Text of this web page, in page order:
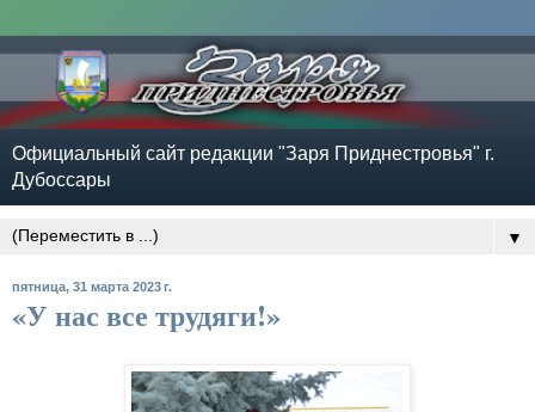
Официальный сайт редакции "Заря Приднестровья" г.
Дубоссары
▼
пятница, 31 марта 2023 г.
«У нас все трудяги!»